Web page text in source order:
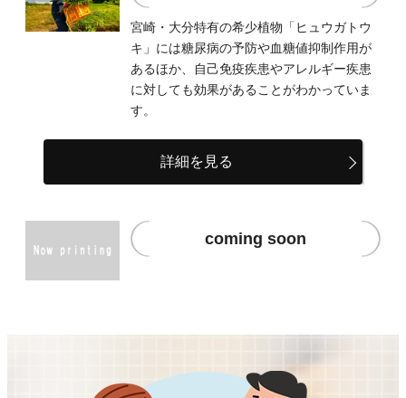
宮崎・大分特有の希少植物「ヒュウガトウ
キ」には糖尿病の予防や血糖値抑制作用が
あるほか、自己免疫疾患やアレルギー疾患
に対しても効果があることがわかっていま
す。
詳細を見る
coming soon